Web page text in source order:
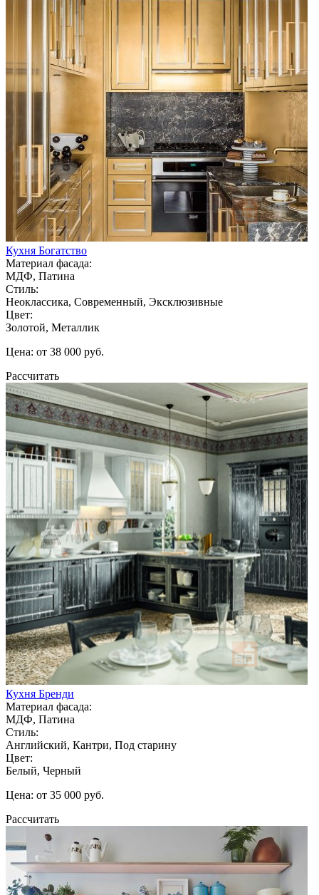
Кухня Богатство
Материал фасада:
МДФ, Патина
Стиль:
Неоклассика, Современный, Эксклюзивные
Цвет:
Золотой, Металлик
Цена: от 38 000 руб.
Рассчитать
Кухня Бренди
Материал фасада:
МДФ, Патина
Стиль:
Английский, Кантри, Под старину
Цвет:
Белый, Черный
Цена: от 35 000 руб.
Рассчитать